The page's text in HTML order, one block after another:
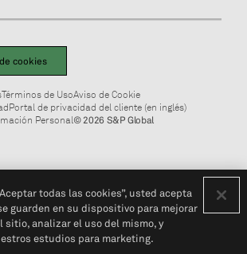
cookies
Términos de UsoAviso de Cookie
Portal de privacidad del cliente (en inglés)
Personal© 2026 S&P Global
todas las cookies”, usted acepta
guarden en su dispositivo para mejorar
sitio, analizar el uso del mismo, y
estudios para marketing.